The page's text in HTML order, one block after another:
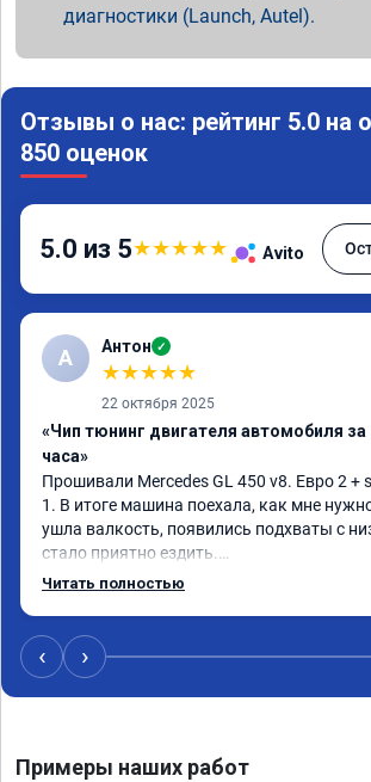
диагностики (Launch, Autel).
Отзывы о нас: рейтинг 5.0 на
850 оценок
5.0 из 5★★★★★ Avito
А Антон ✓
★★★★★
22 октября 2025
«Чип тюнинг двигателя автомобиля за
часа»
Прошивали Mercedes GL 450 v8. Евро 2 +
1. В итоге машина поехала, как мне
ушла валкость, появились подхваты с
стало приятно ездить.
Одни из лучших трат, в авто! 🔥
Читать полностью
‹ ›
Примеры наших работ